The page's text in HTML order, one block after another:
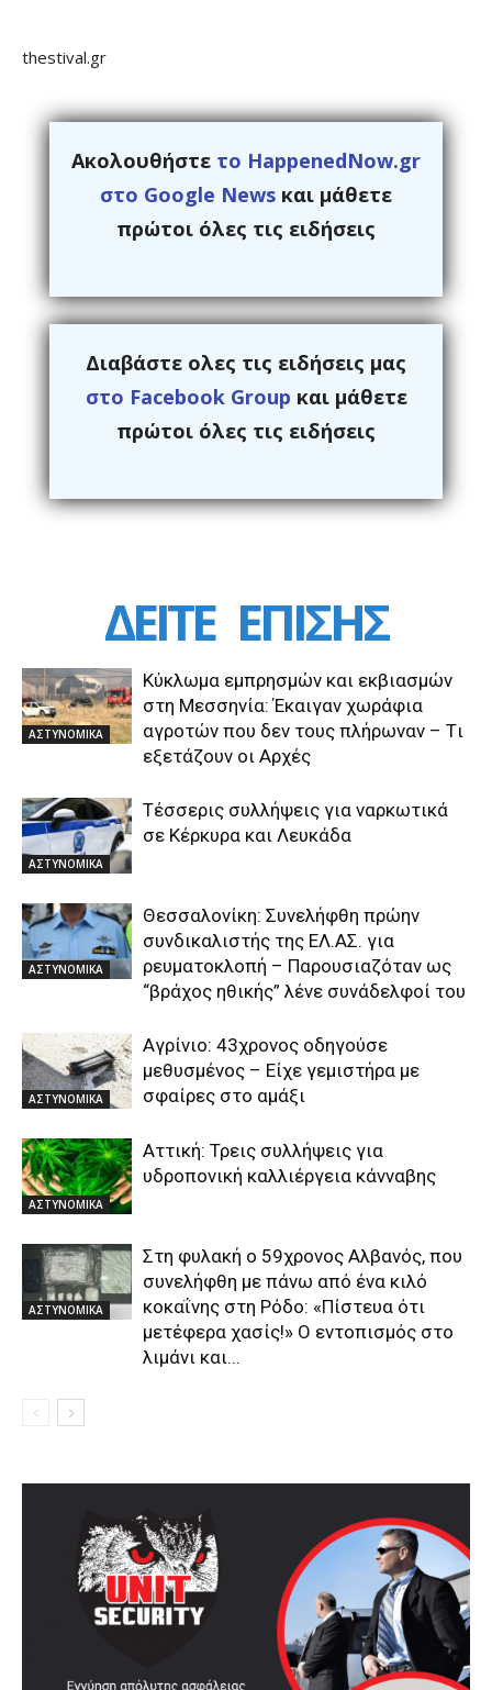
thestival.gr
Ακολουθήστε το HappenedNow.gr
στο Google News και μάθετε
πρώτοι όλες τις ειδήσεις
Διαβάστε ολες τις ειδήσεις μας
στο Facebook Group και μάθετε
πρώτοι όλες τις ειδήσεις
ΔΕΙΤΕ ΕΠΙΣΗΣ
ΑΣΤΥΝΟΜΙΚΑ
Kύκλωμα εμπρησμών και εκβιασμών
στη Μεσσηνία: Έκαιγαν χωράφια
αγροτών που δεν τους πλήρωναν – Tι
εξετάζουν οι Αρχές
ΑΣΤΥΝΟΜΙΚΑ
Τέσσερις συλλήψεις για ναρκωτικά
σε Κέρκυρα και Λευκάδα
ΑΣΤΥΝΟΜΙΚΑ
Θεσσαλονίκη: Συνελήφθη πρώην
συνδικαλιστής της ΕΛ.ΑΣ. για
ρευματοκλοπή – Παρουσιαζόταν ως
“βράχος ηθικής” λένε συνάδελφοί του
ΑΣΤΥΝΟΜΙΚΑ
Αγρίνιο: 43χρονος οδηγούσε
μεθυσμένος – Είχε γεμιστήρα με
σφαίρες στο αμάξι
ΑΣΤΥΝΟΜΙΚΑ
Αττική: Τρεις συλλήψεις για
υδροπονική καλλιέργεια κάνναβης
ΑΣΤΥΝΟΜΙΚΑ
Στη φυλακή ο 59χρονος Αλβανός, που
συνελήφθη με πάνω από ένα κιλό
κοκαΐνης στη Ρόδο: «Πίστευα ότι
μετέφερα χασίς!» Ο εντοπισμός στο
λιμάνι και...